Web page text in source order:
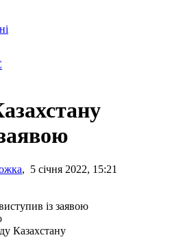
, 5 січня 2022, 15:21
Казахстану